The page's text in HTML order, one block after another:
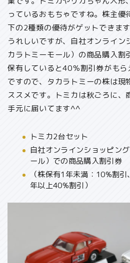
っているおもちゃですね。株主優
下の2種類の優待がゲットできま
うれしいですが、自社オンライン
カラトミーモール）の商品購入割
保有していると40％割引券がも
ですので、
タカラトミーの株は現
ススメです。トミカは秋ごろに、
手元に届いてます^^
トミカ2台セット
自社オンラインショッピン
ール）での商品購入割引券
（株保有1年未満：10%割
年以上40%割引）